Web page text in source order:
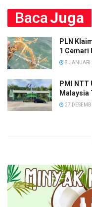
BacaJuga
PLN
1 Cemari
8 JANUARI
PMI NTT
Malaysia
27